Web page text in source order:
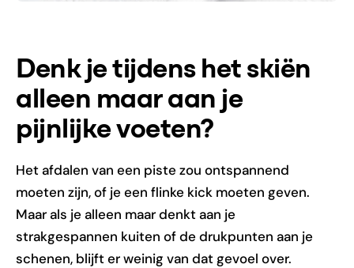
Denk je tijdens het skiën
alleen maar aan je
pijnlijke voeten?
Het afdalen van een piste zou ontspannend
moeten zijn, of je een flinke kick moeten geven.
Maar als je alleen maar denkt aan je
strakgespannen kuiten of de drukpunten aan je
schenen, blijft er weinig van dat gevoel over.